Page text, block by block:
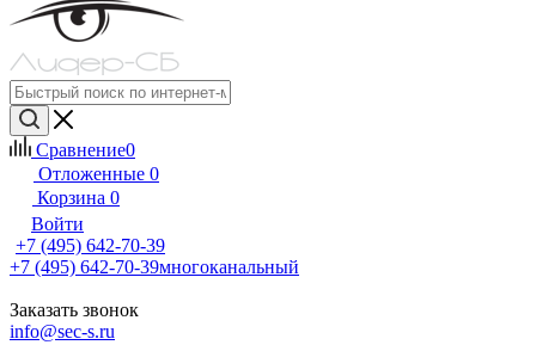
Сравнение0
Отложенные 0
Корзина 0
Войти
+7 (495) 642-70-39
+7 (495) 642-70-39многоканальный
Заказать звонок
info@sec-s.ru